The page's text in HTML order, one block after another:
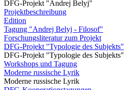
DFG-Projekt "Andrej Belyj"
Projektbeschreibung
Edition
Tagung "Andrej Belyj - Filosof"
Forschungsliteratur zum Projekt
DFG-Projekt "Typologie des Subjekts"
DFG-Projekt "Typologie des Subjekts"
Workshops und Tagung
Moderne russische Lyrik
Moderne russische Lyrik